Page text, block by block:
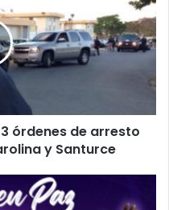
órdenes de arresto
y Santurce